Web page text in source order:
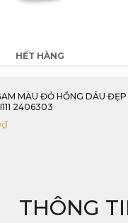
HẾT HÀNG
MÀU ĐỎ HỒNG DÂU ĐẸP
2406303
₫
THÔNG